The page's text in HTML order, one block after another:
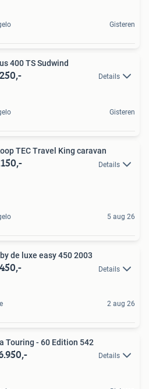
Gisteren
400 TS Sudwind
Details
Gisteren
TEC Travel King caravan
Details
5 aug 26
de luxe easy 450 2003
Details
2 aug 26
Touring - 60 Edition 542
Details